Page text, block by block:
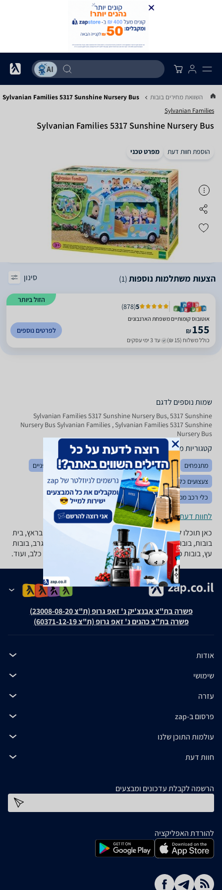
... השוואת מחירים בובות Sylvanian Families 5317 Sunshine Nursery Bus
Sylvanian Families
Sylvanian Families 5317 Sunshine Nursery Bus
הוספת חוות דעת מפרט טכני
הצעות משתלמות נוספות(1) סינון
הזול ביותר
5
(
878
)
אוטובוס קומותיים משפחת הארנבונים
₪155
כולל משלוח (15 ₪) עד 3 ימי עסקים
לפרטים נוספים
שמות נוספים לדגם
Sylvanian Families 5317 Sunshine Nursery Bus, 5317 Sunshine
Nursery Bus Sylvanian Families , Sylvanian Families 5317 Sunshine
Nursery Bus
קטגוריות משלימות
מתנפחים צעצועי תינוקות צעצועים לאמבטיה
בימבות ואופניים
צעצועים כללי
לגו ומשחקי הרכבה
משחקי חשיבה והגיון
כלי רכב ממונעים
כלי נגינה לילדים פאזלים פליימוביל
לחוות דעת ופרטי החנויות
כאן תוכלו למצוא מגוון רחב של בובות: בובות בארבי, בובות בראץ, בית
בובות, בובות אצבע, בובות מריונטה, דורה, פו הדוב, בובות גרב, בובות
עץ, בובות פרווה, בובות חיות, בובות דובי, בובת אריה, בובת כלב, ועוד.
פשרה בת"צ אבנצ'יק נ' זאפ גרופ (ת"צ 23008-08-20)
פשרה בת"צ כהנים נ' זאפ גרופ (ת"צ 60371-12-19)
אודות
שימושי
עזרה
פרסום ב-zap
עולמות התוכן שלנו
חוות דעת
הרשמה לקבלת עדכונים ומבצעים
להורדת האפליקציה